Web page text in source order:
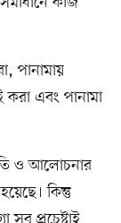
পানামায়
করা এবং পানামা
ও আলোচনার
কিন্তু